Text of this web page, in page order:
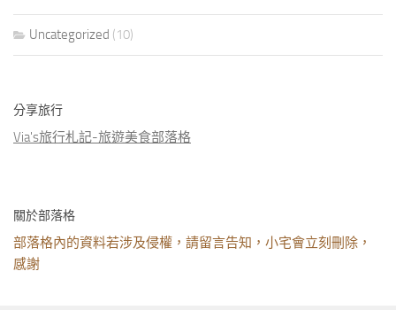
Uncategorized (10)
分享旅行
Via's旅行札記-旅遊美食部落格
關於部落格
部落格內的資料若涉及侵權，請留言告知，小宅會立刻刪除，
感謝